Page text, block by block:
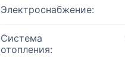
Электроснабжение:
Система
отопления: